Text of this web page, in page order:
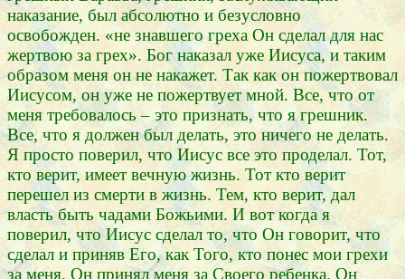
наказание, был абсолютно и безусловно
освобожден. «не знавшего греха Он сделал для нас
жертвою за грех». Бог наказал уже Иисуса, и таким
образом меня он не накажет. Так как он пожертвовал
Иисусом, он уже не пожертвует мной. Все, что от
меня требовалось – это признать, что я грешник.
Все, что я должен был делать, это ничего не делать.
Я просто поверил, что Иисус все это проделал. Тот,
кто верит, имеет вечную жизнь. Тот кто верит
перешел из смерти в жизнь. Тем, кто верит, дал
власть быть чадами Божьими. И вот когда я
поверил, что Иисус сделал то, что Он говорит, что
сделал и приняв Его, как Того, кто понес мои грехи
за меня, Он принял меня за Своего ребенка. Он